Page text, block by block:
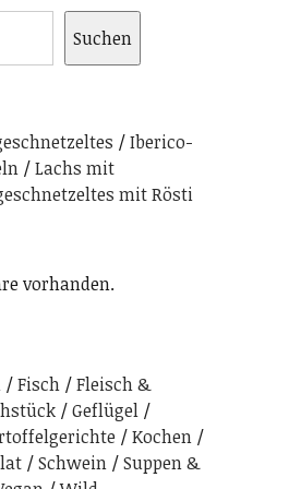
Suchen
Iberico-
Lachs mit
mit Rösti
vorhanden.
Fisch
Fleisch &
Geflügel
Kochen
Schwein
Suppen &